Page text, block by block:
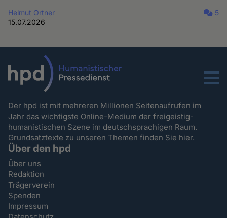
Helmut Ortner
15.07.2026
5
Menu
Der hpd ist mit mehreren Millionen Seitenaufrufen im
Jahr das wichtigste Online-Medium der freigeistig-
humanistischen Szene im deutschsprachigen Raum.
Grundsatztexte zu unseren Themenfinden Sie hier.
Über den hpd
Über uns
Redaktion
Trägerverein
Spenden
Impressum